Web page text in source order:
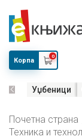
Корпа
0
Уџбеници
Почетна страна